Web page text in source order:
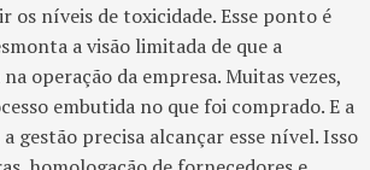
os níveis de toxicidade. Esse ponto é
a visão limitada de que a
operação da empresa. Muitas vezes,
embutida no que foi comprado. E a
gestão precisa alcançar esse nível. Isso